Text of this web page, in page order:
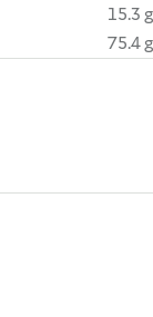
15.3 g
75.4 g